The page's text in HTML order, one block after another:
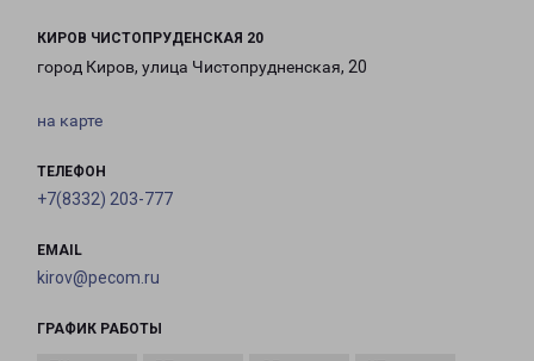
КИРОВ ЧИСТОПРУДЕНСКАЯ 20
город Киров, улица Чистопрудненская, 20
на карте
ТЕЛЕФОН
+7(8332) 203-777
EMAIL
kirov@pecom.ru
ГРАФИК РАБОТЫ